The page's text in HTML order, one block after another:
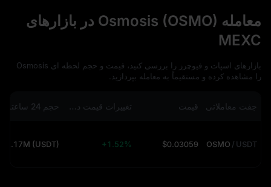
معامله Osmosis (OSMO) در بازارهای
MEXC
بازارهای اسپات و فیوچرز را بررسی کنید، قیمت و حجم لحظه‌ ای Osmosis
را مشاهده کرده و مستقیماً به معامله بپردازید.
جفت معاملاتی قیمت تغییرات قیمت در 24 ساعت گذشته حجم 24 ساعته
/ USDT
OSMO
$0.03059
+1.52%
2.17M (USDT)